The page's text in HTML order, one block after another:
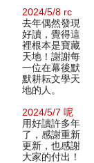
2024/5/8 rc
去年偶然發現
好讀，覺得這
裡根本是寶藏
天地！謝謝每
一位在幕後默
默耕耘文學天
地的人。
2024/5/7 呢
用好讀許多年
了，感謝重新
更新，也感謝
大家的付出！